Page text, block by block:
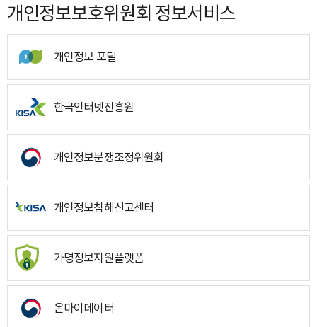
개인정보보호위원회 정보서비스
개인정보 포털
한국인터넷진흥원
개인정보분쟁조정위원회
개인정보침해신고센터
가명정보지원플랫폼
온마이데이터